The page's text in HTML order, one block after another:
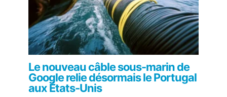
Le nouveau câble sous-marin de
Google relie désormais le Portugal
aux États-Unis